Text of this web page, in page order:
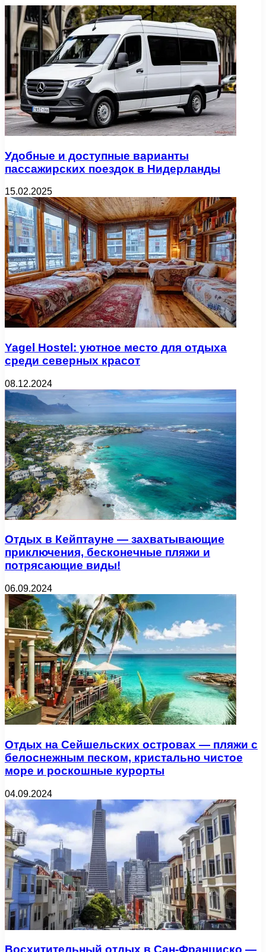
Удобные и доступные варианты
пассажирских поездок в Нидерланды
15.02.2025
Yagel Hostel: уютное место для отдыха
среди северных красот
08.12.2024
Отдых в Кейптауне — захватывающие
приключения, бесконечные пляжи и
потрясающие виды!
06.09.2024
Отдых на Сейшельских островах — пляжи с
белоснежным песком, кристально чистое
море и роскошные курорты
04.09.2024